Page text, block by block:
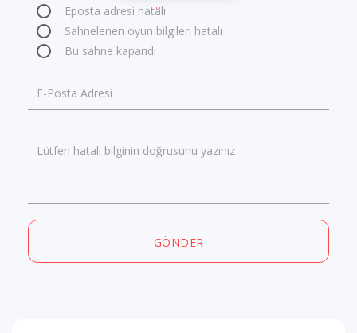
Eposta adresi hatalı
Sahnelenen oyun bilgileri hatalı
Bu sahne kapandı
E-Posta Adresi
Lütfen hatalı bilginin doğrusunu yazınız
GÖNDER